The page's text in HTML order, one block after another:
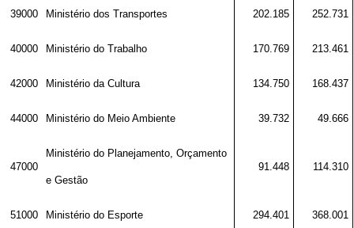
39000 Ministério dos Transportes 202.185 252.731
40000 Ministério do Trabalho 170.769 213.461
42000 Ministério da Cultura 134.750 168.437
44000 Ministério do Meio Ambiente 39.732 49.666
47000
Ministério do Planejamento, Orçamento
e Gestão
91.448 114.310
51000 Ministério do Esporte 294.401 368.001